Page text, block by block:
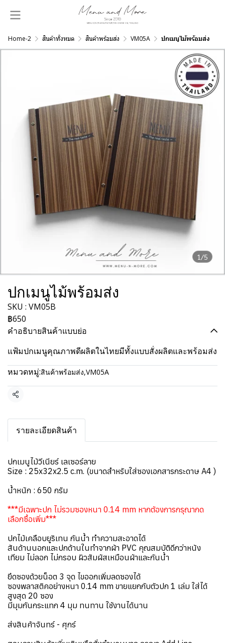
Home-2 สินค้าทั้งหมด สินค้าพร้อมส่ง VM05A ปกเมนูไม้พร้อมส่ง
1/5
ปกเมนูไม้พร้อมส่ง
SKU : VM05B
฿650
คำอธิบายสินค้าแบบย่อ
แฟ้มปกเมนูคุณภาพดีผลิตในไทยมีทั้งแบบสั่งผลิตและพร้อมส่ง
หมวดหมู่:สินค้าพร้อมส่ง,VM05A
แชร์
รายละเอียดสินค้า
ปกเมนูไม้วีเนียร์ เลเซอร์ลาย
Size : 25x32x2.5 c.m. (ขนาดสำหรับใส่ซองเอกสารกระดาษ A4 )
น้ำหนัก : 650 กรัม
***มีเฉพาะปก ไม่รวมซองหนา 0.14 mm หากต้องการกรุณากด
เลือกซื้อเพิ่ม***
ปกไม้เคลือบยูริเทน กันน้ำ ทำความสะอาดได้
สันด้านนอกและปกด้านในทำจากผ้า PVC คุณสมบัติดีกว่าหนัง
เทียม ไม่ลอก ไม่กรอบ ผิวสัมผัสเหมือนผ้าและกันน้ำ
ยึดซองด้วยน็อต 3 จุด ไขออกเพิ่มลดซองได้
ซองพลาสติคอย่างหนา 0.14 mm ขายแยกกับตัวปก 1 เล่ม ใส่ได้
สูงสุด 20 ซอง
มีมุมกันกระแทก 4 มุม ทนทาน ใช้งานได้นาน
ส่งสินค้าจันทร์ - ศุกร์